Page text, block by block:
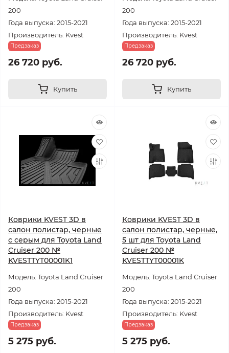
200
Года выпуска: 2015-2021
Производитель: Kvest
Предзаказ
26 720 руб.
Купить
200
Года выпуска: 2015-2021
Производитель: Kvest
Предзаказ
26 720 руб.
Купить
Коврики KVEST 3D в
салон полистар, черные
с серым для Toyota Land
Cruiser 200 №
KVESTTYT00001K1
Модель: Toyota Land Cruiser
200
Года выпуска: 2015-2021
Производитель: Kvest
Предзаказ
5 275 руб.
Коврики KVEST 3D в
салон полистар, черные,
5 шт для Toyota Land
Cruiser 200 №
KVESTTYT00001K
Модель: Toyota Land Cruiser
200
Года выпуска: 2015-2021
Производитель: Kvest
Предзаказ
5 275 руб.